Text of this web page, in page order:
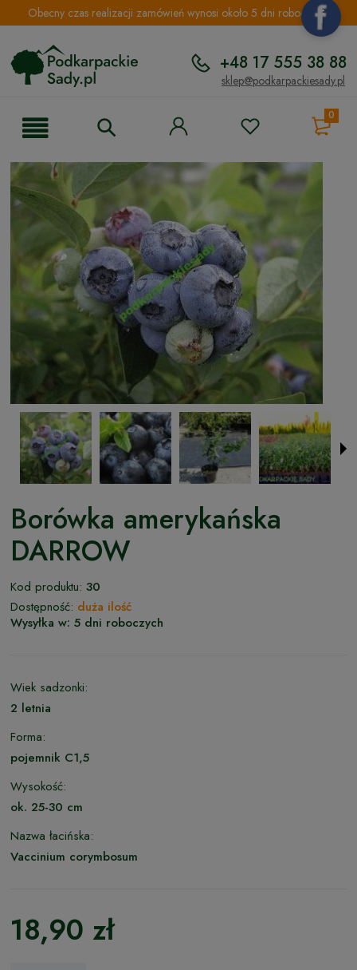
Obecny czas realizacji zamówień wynosi około 5 dni roboczych.
+48 17 555 38 88
sklep@podkarpackiesady.pl
0
Borówka amerykańska
DARROW
Kod produktu: 30
Dostępność: duża ilość
Wysyłka w: 5 dni roboczych
Wiek sadzonki:
2 letnia
Forma:
pojemnik C1,5
Wysokość:
ok. 25-30 cm
Nazwa łacińska:
Vaccinium corymbosum
18,90 zł